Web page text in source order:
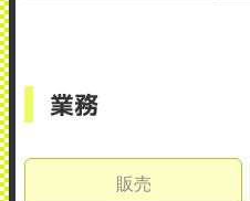
業務
販売